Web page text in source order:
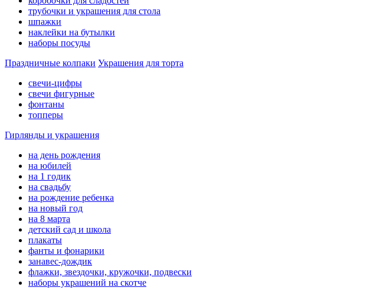
трубочки и украшения для стола
шпажки
наклейки на бутылки
наборы посуды
Праздничные колпаки Украшения для торта
свечи-цифры
свечи фигурные
фонтаны
топперы
Гирлянды и украшения
на день рождения
на юбилей
на 1 годик
на свадьбу
на рождение ребенка
на новый год
на 8 марта
детский сад и школа
плакаты
фанты и фонарики
занавес-дождик
флажки, звездочки, кружочки, подвески
наборы украшений на скотче